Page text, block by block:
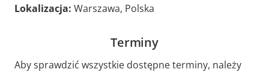
Lokalizacja: Warszawa, Polska
Terminy
Aby sprawdzić wszystkie dostępne terminy, należy